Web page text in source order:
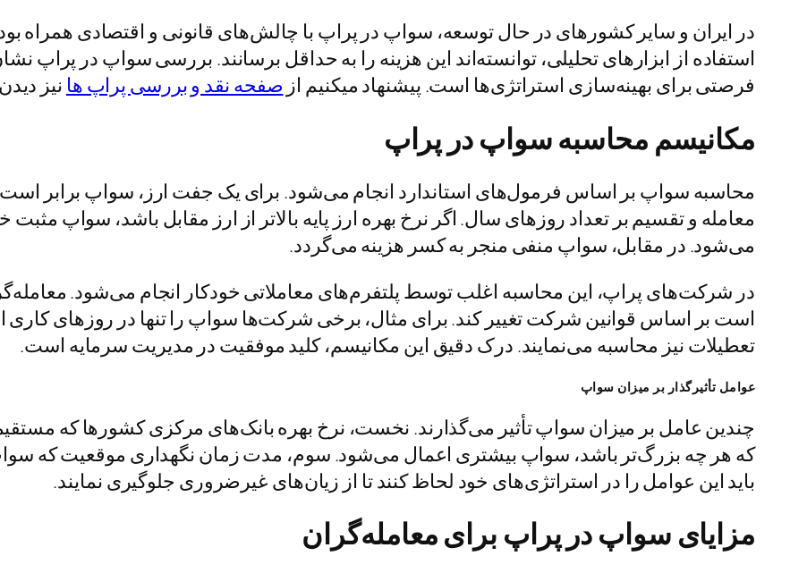
در ایران و سایر کشورهای در حال توسعه، سواپ در پراپ با چالش‌های قانونی و اقتصادی همراه
استفاده از ابزارهای تحلیلی، توانسته‌اند این هزینه را به حداقل برسانند. بررسی سواپ در پراپ
فرصتی برای بهینه‌سازی استراتژی‌ها است. پیشنهاد میکنیم از صفحه نقد و بررسی پراپ ها نیز
مکانیسم محاسبه سواپ در پراپ
محاسبه سواپ بر اساس فرمول‌های استاندارد انجام می‌شود. برای یک جفت ارز، سواپ برابر
معامله و تقسیم بر تعداد روزهای سال. اگر نرخ بهره ارز پایه بالاتر از ارز مقابل باشد، سواپ
می‌شود. در مقابل، سواپ منفی منجر به کسر هزینه می‌گردد.
در شرکت‌های پراپ، این محاسبه اغلب توسط پلتفرم‌های معاملاتی خودکار انجام می‌شود.
است بر اساس قوانین شرکت تغییر کند. برای مثال، برخی شرکت‌ها سواپ را تنها در روزهای کاری
تعطیلات نیز محاسبه می‌نمایند. درک دقیق این مکانیسم، کلید موفقیت در مدیریت سرمایه است.
عوامل تأثیرگذار بر میزان سواپ
چندین عامل بر میزان سواپ تأثیر می‌گذارند. نخست، نرخ بهره بانک‌های مرکزی کشورها که
که هر چه بزرگ‌تر باشد، سواپ بیشتری اعمال می‌شود. سوم، مدت زمان نگهداری موقعیت که سواپ
باید این عوامل را در استراتژی‌های خود لحاظ کنند تا از زیان‌های غیرضروری جلوگیری نمایند.
مزایای سواپ در پراپ برای معاملهگران